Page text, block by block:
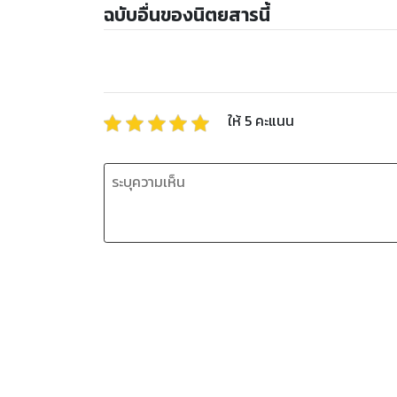
ฉบับอื่นของนิตยสารนี้
ให้ 5 คะแนน